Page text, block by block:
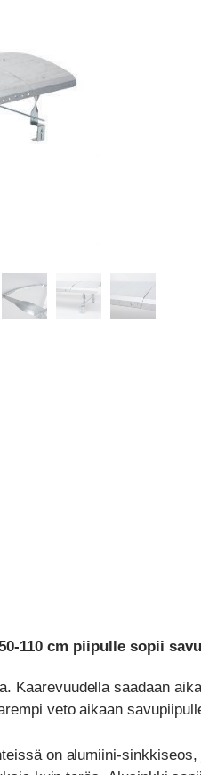
110 cm piipulle sopii
Kaarevuudella saadaan
veto aikaan
on alumiini-